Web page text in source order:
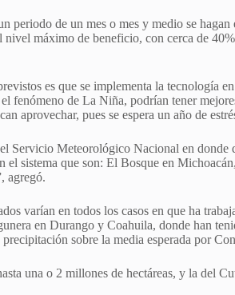
periodo de un mes o mes y medio se
nivel máximo de beneficio, con cerca de
es que se implementa la tecnología
fenómeno de La Niña, podrían tener
aprovechar, pues se espera un año de
Servicio Meteorológico Nacional en donde
el sistema que son: El Bosque en
agregó.
varían en todos los casos en que ha
en Durango y Coahuila, donde han
sobre la media esperada por
una o 2 millones de hectáreas, y la del